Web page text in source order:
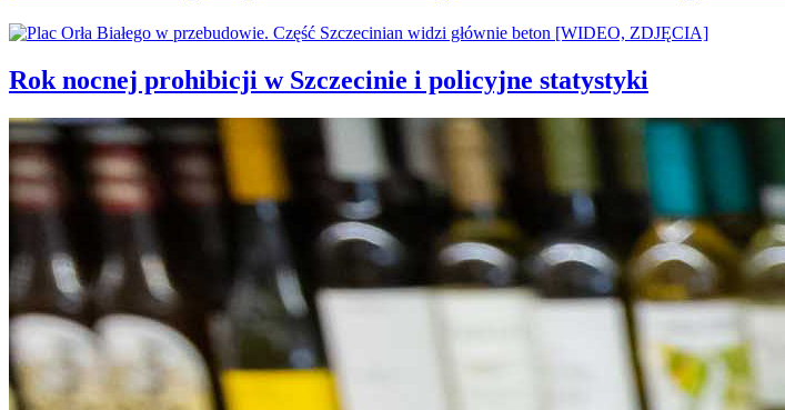
Rok nocnej prohibicji w Szczecinie i policyjne statystyki